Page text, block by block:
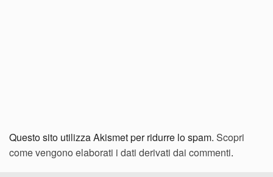
Questo sito utilizza Akismet per ridurre lo spam. Scopri
come vengono elaborati i dati derivati dai commenti.